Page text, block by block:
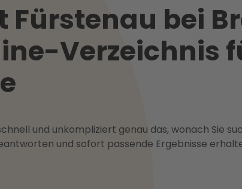
bei
Verzeichnis
und unkompliziert genau das, wonach Sie
und sofort passende Ergebnisse